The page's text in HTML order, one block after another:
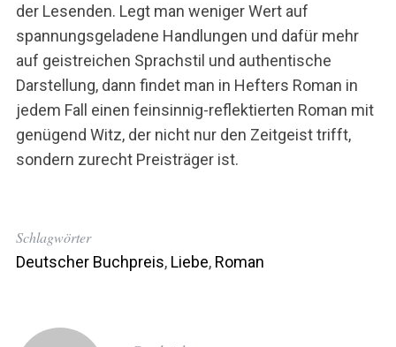
der Lesenden. Legt man weniger Wert auf
spannungsgeladene Handlungen und dafür mehr
auf geistreichen Sprachstil und authentische
Darstellung, dann findet man in Hefters Roman in
jedem Fall einen feinsinnig-reflektierten Roman mit
genügend Witz, der nicht nur den Zeitgeist trifft,
sondern zurecht Preisträger ist.
Schlagwörter
Deutscher Buchpreis, Liebe, Roman